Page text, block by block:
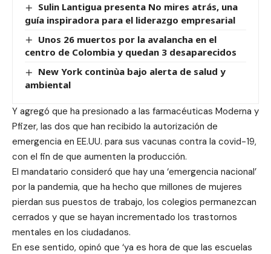
Sulin Lantigua presenta No mires atrás, una
guía inspiradora para el liderazgo empresarial
Unos 26 muertos por la avalancha en el
centro de Colombia y quedan 3 desaparecidos
New York continùa bajo alerta de salud y
ambiental
Y agregó que ha presionado a las farmacéuticas Moderna y
Pfizer, las dos que han recibido la autorización de
emergencia en EE.UU. para sus vacunas contra la covid-19,
con el fin de que aumenten la producción.
El mandatario consideró que hay una ‘emergencia nacional’
por la pandemia, que ha hecho que millones de mujeres
pierdan sus puestos de trabajo, los colegios permanezcan
cerrados y que se hayan incrementado los trastornos
mentales en los ciudadanos.
En ese sentido, opinó que ‘ya es hora de que las escuelas